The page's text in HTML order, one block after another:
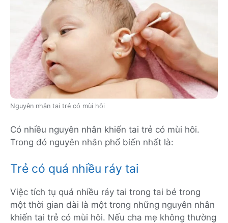
Nguyên nhân tai trẻ có mùi hôi
Có nhiều nguyên nhân khiến tai trẻ có mùi hôi.
Trong đó nguyên nhân phổ biến nhất là:
Trẻ có quá nhiều ráy tai
Việc tích tụ quá nhiều ráy tai trong tai bé trong
một thời gian dài là một trong những nguyên nhân
khiến tai trẻ có mùi hôi. Nếu cha mẹ không thường